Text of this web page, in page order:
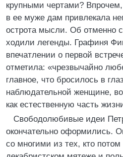
крупными чертами?
в ее муже дам привлекала
острота мысли. Об отменно
ходили легенды. Графиня
впечатлении о первой
отметила: «чрезвычайно
главное, что бросилось в
наблюдательной женщине,
как естественную часть
Свободолюбивые идеи
окончательно оформились.
со многими из тех, кто